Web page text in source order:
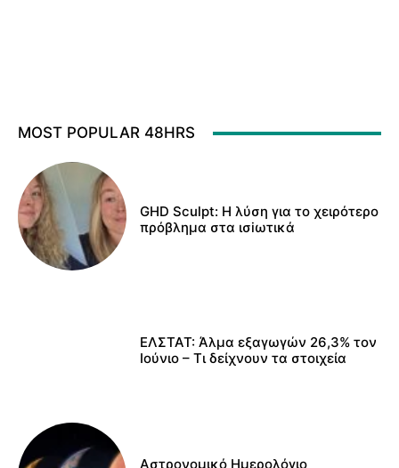
MOST POPULAR 48HRS
GHD Sculpt: Η λύση για το χειρότερο
πρόβλημα στα ισiωτικά
ΕΛΣΤΑΤ: Άλμα εξαγωγών 26,3% τον
Ιούνιο – Τι δείχνουν τα στοιχεία
Αστρονομικό Ημερολόγιο